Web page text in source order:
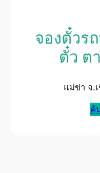
จองตั๋วร
ตั๋ว ต
แม่ข่า จ.
ค้